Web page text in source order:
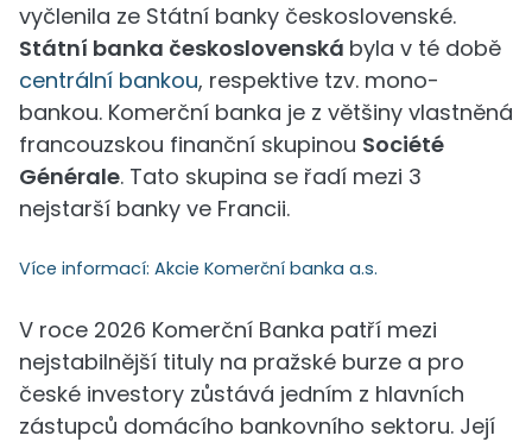
vyčlenila ze Státní banky československé.
Státní banka československá byla v té době
centrální bankou, respektive tzv. mono-
bankou. Komerční banka je z většiny vlastněná
francouzskou finanční skupinou Société
Générale. Tato skupina se řadí mezi 3
nejstarší banky ve Francii.
Více informací: Akcie Komerční banka a.s.
V roce 2026 Komerční Banka patří mezi
nejstabilnější tituly na pražské burze a pro
české investory zůstává jedním z hlavních
zástupců domácího bankovního sektoru. Její